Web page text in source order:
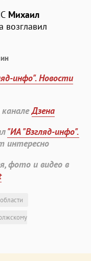
Михаил
возглавил
инфо". Новости
каналеДзена
"ИА "Взгляд-инфо".
интересно
фото и видео в